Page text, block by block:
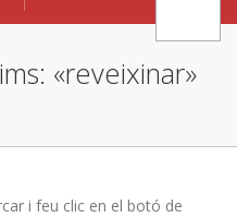
«reveixinar»
i feu clic en el botó de